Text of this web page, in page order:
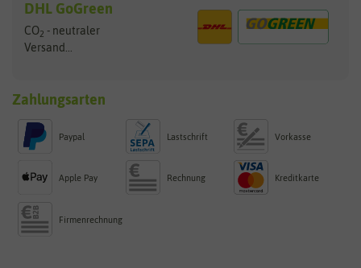
DHL GoGreen
CO2 - neutraler
Versand...
Zahlungsarten
Paypal Lastschrift Vorkasse
Apple Pay Rechnung Kreditkarte
Firmenrechnung